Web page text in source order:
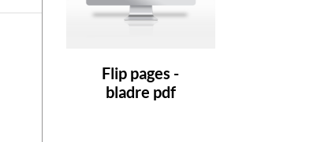
Flip pages -
bladre pdf